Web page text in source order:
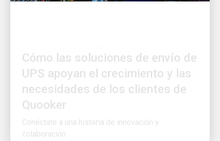
UPS apoyan el crecimiento y las
necesidades de los clientes de
Quooker
Conéctate a una historia de innovación y